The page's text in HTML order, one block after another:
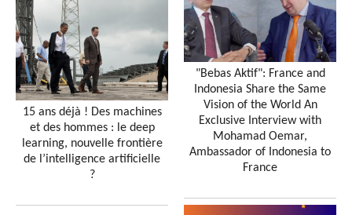
15 ans déjà ! Des machines
et des hommes : le deep
learning, nouvelle frontière
de l’intelligence artificielle
?
"Bebas Aktif": France and
Indonesia Share the Same
Vision of the World An
Exclusive Interview with
Mohamad Oemar,
Ambassador of Indonesia to
France